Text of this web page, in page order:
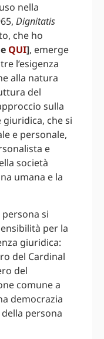
nella
Dignitatis
che ho
e QUI], emerge
l’esigenza
alla natura
del
sulla
giuridica, che si
e personale,
e
società
umana e la
si
per la
giuridica:
del Cardinal
del
comune a
democrazia
persona